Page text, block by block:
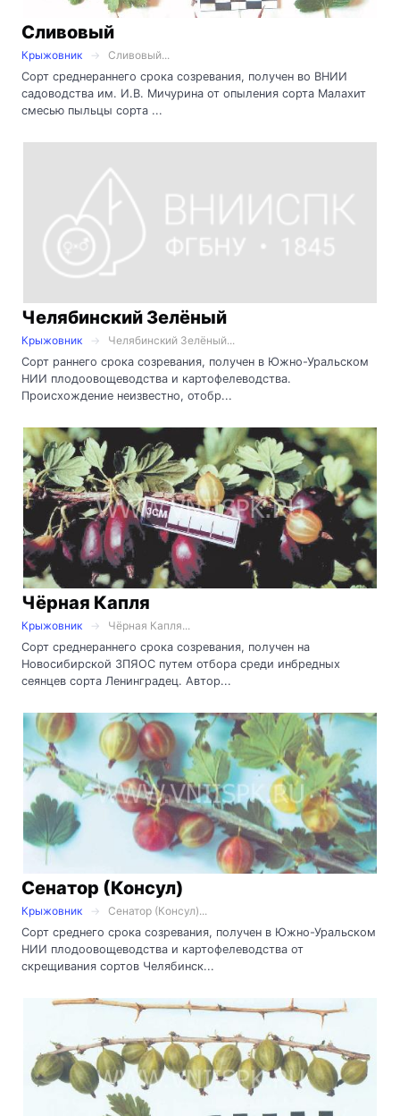
Сливовый
Крыжовник
Сливовый...
Сорт среднераннего срока созревания, получен во ВНИИ
садоводства им. И.В. Мичурина от опыления сорта Малахит
смесью пыльцы сорта ...
Челябинский Зелёный
Крыжовник
Челябинский Зелёный...
Сорт раннего срока созревания, получен в Южно-Уральском
НИИ плодоовощеводства и картофелеводства.
Происхождение неизвестно, отобр...
Чёрная Капля
Крыжовник
Чёрная Капля...
Сорт среднераннего срока созревания, получен на
Новосибирской ЗПЯОС путем отбора среди инбредных
сеянцев сорта Ленинградец. Автор...
Сенатор (Консул)
Крыжовник
Сенатор (Консул)...
Сорт среднего срока созревания, получен в Южно-Уральском
НИИ плодоовощеводства и картофелеводства от
скрещивания сортов Челябинск...